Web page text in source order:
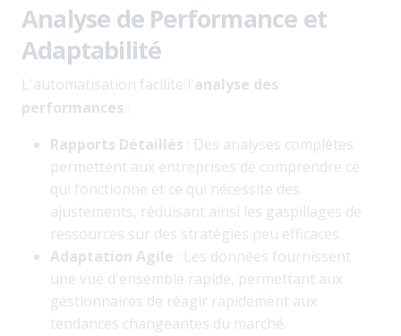
Analyse de Performance et
Adaptabilité
L'automatisation facilite l'analyse des
performances :
Rapports Détaillés : Des analyses complètes
permettent aux entreprises de comprendre ce
qui fonctionne et ce qui nécessite des
ajustements, réduisant ainsi les gaspillages de
ressources sur des stratégies peu efficaces.
Adaptation Agile : Les données fournissent
une vue d'ensemble rapide, permettant aux
gestionnaires de réagir rapidement aux
tendances changeantes du marché.